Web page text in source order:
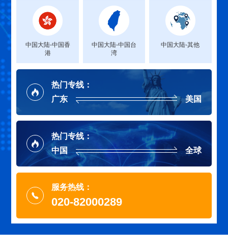
中国大陆-中国香
港
中国大陆-中国台
湾
中国大陆-其他
热门专线：
广东
美国
热门专线：
中国
全球
服务热线：
020-82000289